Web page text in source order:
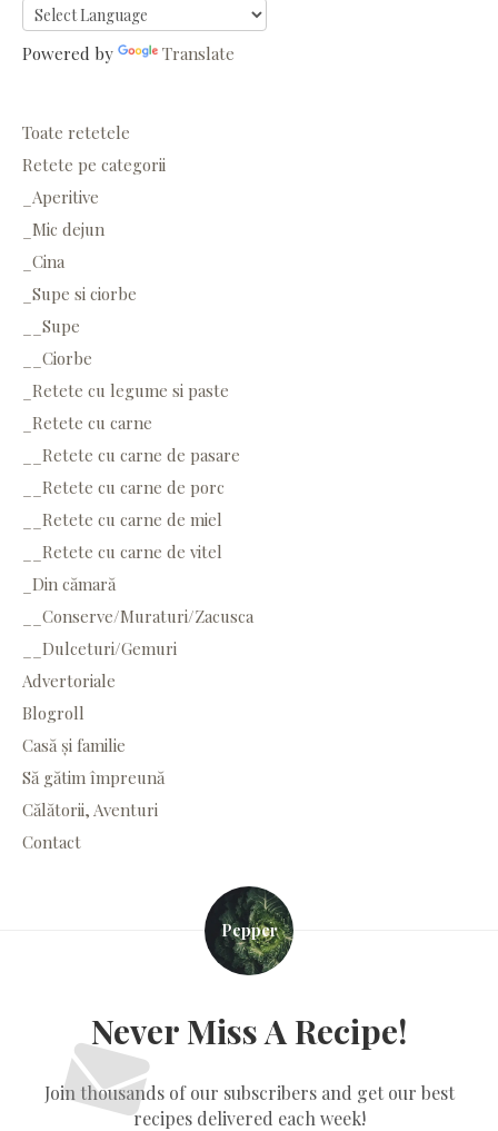
Powered by Translate
Toate retetele
Retete pe categorii
_Aperitive
_Mic dejun
_Cina
_Supe si ciorbe
__Supe
__Ciorbe
_Retete cu legume si paste
_Retete cu carne
__Retete cu carne de pasare
__Retete cu carne de porc
__Retete cu carne de miel
__Retete cu carne de vitel
_Din cămară
__Conserve/Muraturi/Zacusca
__Dulceturi/Gemuri
Advertoriale
Blogroll
Casă și familie
Să gătim împreună
Călătorii, Aventuri
Contact
Pepper
Never Miss A Recipe!
Join thousands of our subscribers and get our best
recipes delivered each week!